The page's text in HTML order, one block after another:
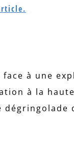
face à une
à la
dégringolade